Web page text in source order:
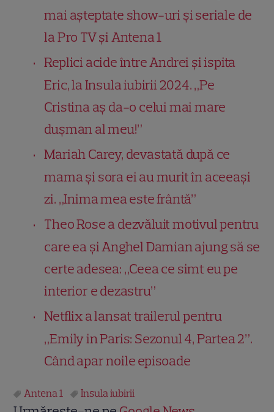
mai așteptate show-uri și seriale de
la Pro TV și Antena 1
Replici acide între Andrei și ispita
Eric, la Insula iubirii 2024. „Pe
Cristina aș da-o celui mai mare
dușman al meu!”
Mariah Carey, devastată după ce
mama și sora ei au murit în aceeași
zi. „Inima mea este frântă”
Theo Rose a dezvăluit motivul pentru
care ea și Anghel Damian ajung să se
certe adesea: „Ceea ce simt eu pe
interior e dezastru”
Netflix a lansat trailerul pentru
„Emily in Paris: Sezonul 4, Partea 2”.
Când apar noile episoade
Antena 1 Insula iubirii